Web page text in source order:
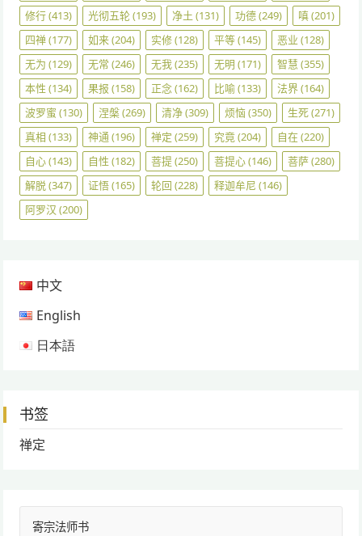
修行(413) 光彻五轮(193) 净土 (131) 功德(249) 嗔(201)
四禅(177) 如来(204) 实修(128) 平等(145) 恶业 (128)
无为 (129) 无常 (246) 无我(235) 无明 (171) 智慧 (355)
本性 (134) 果报 (158) 正念(162) 比喻(133) 法界(164)
波罗蜜 (130) 涅槃(269) 清净(309) 烦恼(350) 生死(271)
真相 (133) 神通 (196) 禅定 (259) 究竟(204) 自在(220)
自心(143) 自性 (182) 菩提(250) 菩提心(146) 菩萨(280)
解脱(347) 证悟(165) 轮回 (228) 释迦牟尼 (146)
阿罗汉 (200)
中文
English
日本語
书签
禅定
寄宗法师书